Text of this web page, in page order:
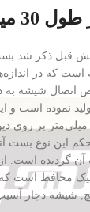
میلی‌متر
قبل ذکر شد بست
است که در
نموده است
شیشه با ضخامت 8
این نوع بست
آن گردیده است.
محافظ است که
شیشه دچار